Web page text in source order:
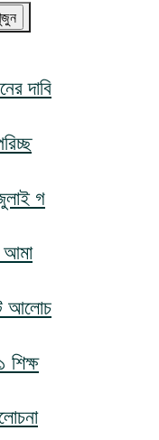
দাবি
গ
আমা
আলোচ
শিক্ষ